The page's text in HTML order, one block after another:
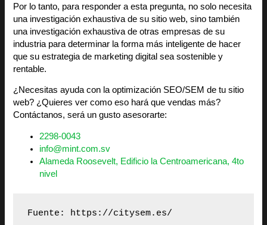
Por lo tanto, para responder a esta pregunta, no solo necesita
una investigación exhaustiva de su sitio web, sino también
una investigación exhaustiva de otras empresas de su
industria para determinar la forma más inteligente de hacer
que su estrategia de marketing digital sea sostenible y
rentable.
¿Necesitas ayuda con la optimización SEO/SEM de tu sitio
web? ¿Quieres ver como eso hará que vendas más?
Contáctanos, será un gusto asesorarte:
2298-0043
info@mint.com.sv
Alameda Roosevelt, Edificio la Centroamericana, 4to
nivel
Fuente: https://citysem.es/